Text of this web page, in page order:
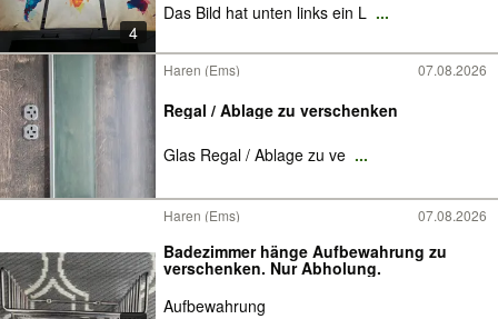
4
Das Bild hat unten links ein L ...
Haren (Ems) 07.08.2026
Regal / Ablage zu verschenken
Glas Regal / Ablage zu ve ...
Haren (Ems) 07.08.2026
Badezimmer hänge Aufbewahrung zu
verschenken. Nur Abholung.
Aufbewahrung